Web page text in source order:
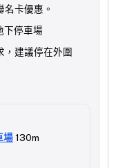
卡優惠。
下停車場
，建議停在外圍
場 130m